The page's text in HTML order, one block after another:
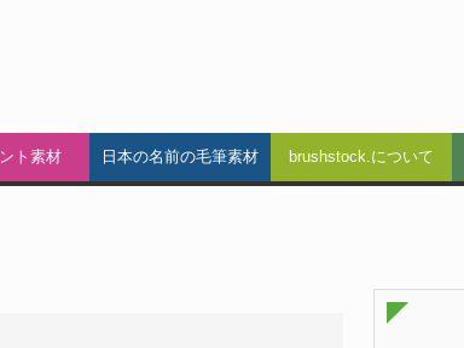
ト素材 日本の名前の毛筆素材 brushstock.について